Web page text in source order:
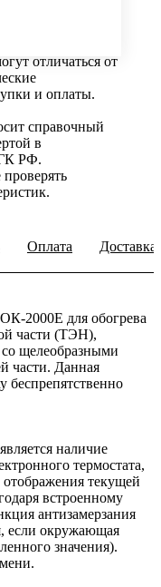
отличаться от
и оплаты.
справочный
в
ГК РФ.
Оплата Доставка
2000Е для обогрева
части (ТЭН),
щелеобразными
части. Данная
беспрепятственно
наличие
термостата,
текущей
встроенному
антизамерзания
если окружающая
значения).